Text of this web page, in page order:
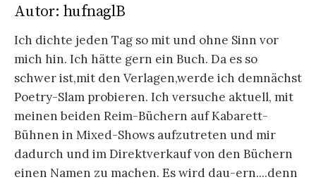
Autor: hufnaglB
Ich dichte jeden Tag so mit und ohne Sinn vor
mich hin. Ich hätte gern ein Buch. Da es so
schwer ist,mit den Verlagen,werde ich demnächst
Poetry-Slam probieren. Ich versuche aktuell, mit
meinen beiden Reim-Büchern auf Kabarett-
Bühnen in Mixed-Shows aufzutreten und mir
dadurch und im Direktverkauf von den Büchern
einen Namen zu machen. Es wird dau-ern....denn